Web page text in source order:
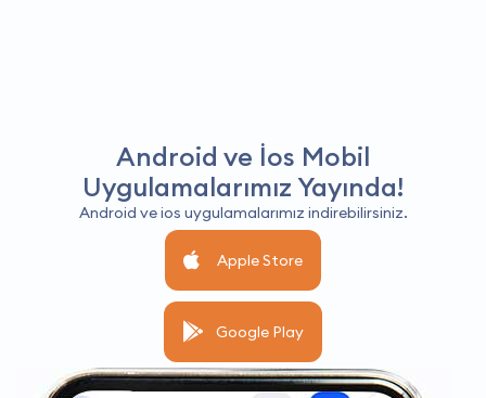
Android ve İos Mobil
Uygulamalarımız Yayında!
Android ve ios uygulamalarımız indirebilirsiniz.
Apple Store
Google Play